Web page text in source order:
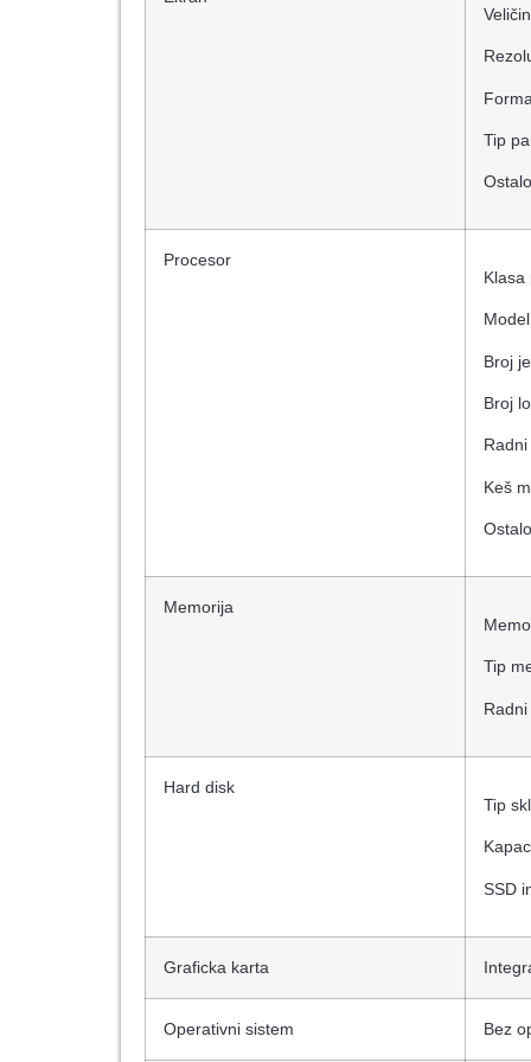
Tip
Procesor
Broj
Broj
Keš
Memorija
Tip
Hard disk
Tip
SSD
Graficka karta
Operativni sistem Bez